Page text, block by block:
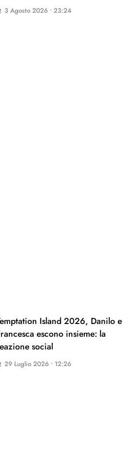
3 Agosto 2026 • 23:24
Island 2026, Danilo e
escono insieme: la
social
29 Luglio 2026 • 12:26